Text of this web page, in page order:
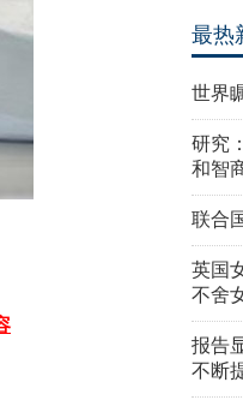
最热
世界
研究
和智
联合
英国
不舍
报告
不断